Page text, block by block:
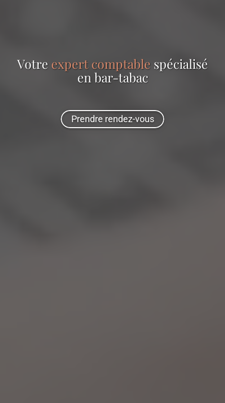
Votre expert comptable spécialisé
en bar-tabac
Prendre rendez-vous